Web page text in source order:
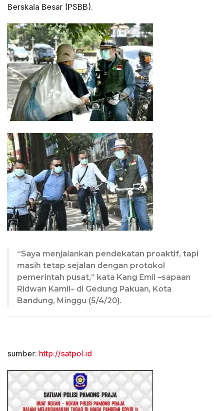
Berskala Besar (PSBB).
“Saya menjalankan pendekatan proaktif, tapi
masih tetap sejalan dengan protokol
pemerintah pusat,” kata Kang Emil –sapaan
Ridwan Kamil– di Gedung Pakuan, Kota
Bandung, Minggu (5/4/20).
sumber: http://satpol.id